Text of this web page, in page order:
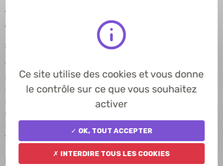
Vous tirez l’équivalent de 200 à 300 cartouches
durant une séance petits gibiers.
Sont abordés :
Vos défauts de tirs (nous en avons tous !!).
Les modifications qu’ils seraient utiles d’apporter.
La notion de « cul-tête-pan ».
La différence entre les caractéristiques de la grenaille de
plomb et d’acier.
L’accent est mis sur votre ou vos points faibles (oiseaux
travesard - rentrant-sortant…)
POUR VOUS INSCRIRE (Calendrier d'Avril à Juin 2024)
Ce site utilise des cookies et vous donne
le contrôle sur ce que vous souhaitez
activer
✓ OK, tout accepter
✗ Interdire tous les cookies